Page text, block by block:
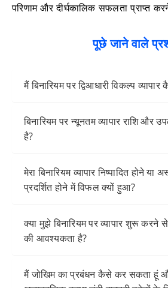
परिणाम और दीर्घकालिक सफलता प्राप्त
पूछे जाने वाले
मैं बिनारियम पर द्विआधारी विकल्प
बिनारियम पर न्यूनतम व्यापार राशि और
है?
मेरा बिनारियम व्यापार निष्पादित होने
प्रदर्शित होने में विफल क्यों हुआ?
क्या मुझे बिनारियम पर व्यापार शुरू करने
की आवश्यकता है?
मैं जोखिम का प्रबंधन कैसे कर सकता हूं